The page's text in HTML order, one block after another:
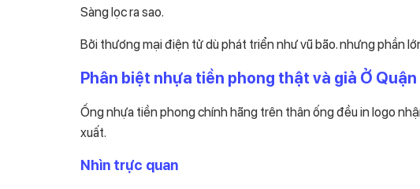
Sàng lọc ra sao.
Bởi thương mại điện tử dù phát triển như vũ bão. nhưng phần
Phân biệt nhựa tiền phong thật và giả Ở Quận
Ống nhựa tiền phong chính hãng trên thân ống đều in logo
xuất.
Nhìn trực quan